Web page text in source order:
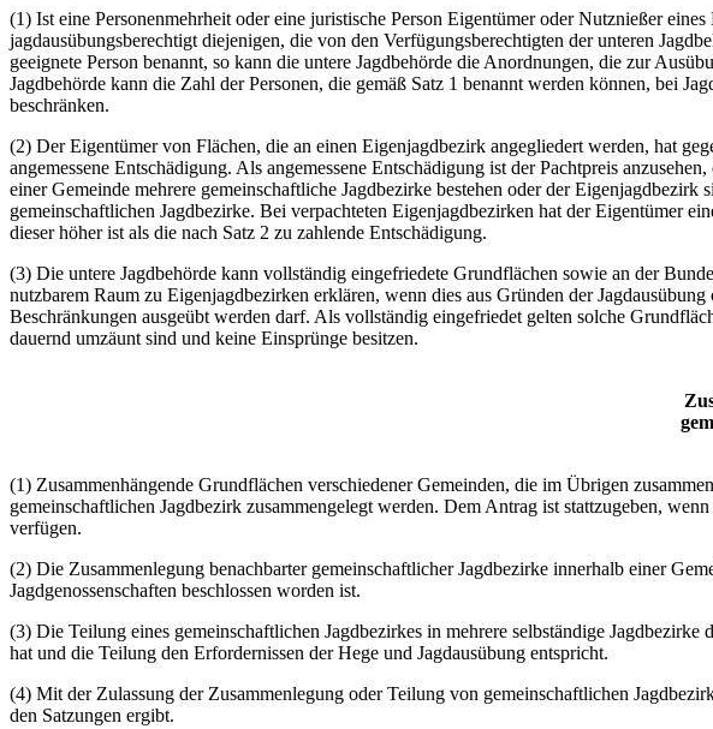
(1) Ist eine Personenmehrheit oder eine juristische Person Eigentümer oder Nutznießer
jagdausübungsberechtigt diejenigen, die von den Verfügungsberechtigten der unteren
geeignete Person benannt, so kann die untere Jagdbehörde die Anordnungen, die zur
Jagdbehörde kann die Zahl der Personen, die gemäß Satz 1 benannt werden können, bei
beschränken.
(2) Der Eigentümer von Flächen, die an einen Eigenjagdbezirk angegliedert werden, hat
angemessene Entschädigung. Als angemessene Entschädigung ist der Pachtpreis
einer Gemeinde mehrere gemeinschaftliche Jagdbezirke bestehen oder der
gemeinschaftlichen Jagdbezirke. Bei verpachteten Eigenjagdbezirken hat der Eigentümer
dieser höher ist als die nach Satz 2 zu zahlende Entschädigung.
(3) Die untere Jagdbehörde kann vollständig eingefriedete Grundflächen sowie an der
nutzbarem Raum zu Eigenjagdbezirken erklären, wenn dies aus Gründen der
Beschränkungen ausgeübt werden darf. Als vollständig eingefriedet gelten solche
dauernd umzäunt sind und keine Einsprünge besitzen.
(1) Zusammenhängende Grundflächen verschiedener Gemeinden, die im Übrigen
gemeinschaftlichen Jagdbezirk zusammengelegt werden. Dem Antrag ist stattzugeben,
verfügen.
(2) Die Zusammenlegung benachbarter gemeinschaftlicher Jagdbezirke innerhalb einer
Jagdgenossenschaften beschlossen worden ist.
(3) Die Teilung eines gemeinschaftlichen Jagdbezirkes in mehrere selbständige
hat und die Teilung den Erfordernissen der Hege und Jagdausübung entspricht.
(4) Mit der Zulassung der Zusammenlegung oder Teilung von gemeinschaftlichen
den Satzungen ergibt.